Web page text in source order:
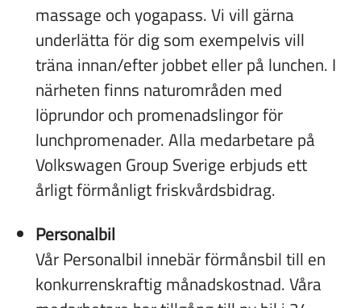
massage och yogapass. Vi vill gärna
underlätta för dig som exempelvis vill
träna innan/efter jobbet eller på lunchen. I
närheten finns naturområden med
löprundor och promenadslingor för
lunchpromenader. Alla medarbetare på
Volkswagen Group Sverige erbjuds ett
årligt förmånligt friskvårdsbidrag.
Personalbil
Vår Personalbil innebär förmånsbil till en
konkurrenskraftig månadskostnad. Våra